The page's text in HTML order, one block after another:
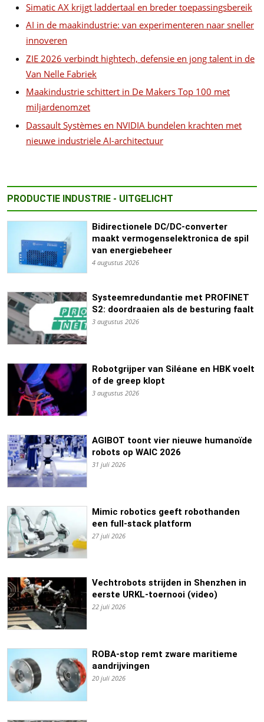
Simatic AX krijgt laddertaal en breder toepassingsbereik
AI in de maakindustrie: van experimenteren naar sneller
innoveren
ZIE 2026 verbindt hightech, defensie en jong talent in de
Van Nelle Fabriek
Maakindustrie schittert in De Makers Top 100 met
miljardenomzet
Dassault Systèmes en NVIDIA bundelen krachten met
nieuwe industriële AI-architectuur
PRODUCTIE INDUSTRIE - UITGELICHT
Bidirectionele DC/DC-converter
maakt vermogenselektronica de spil
van energiebeheer
4 augustus 2026
Systeemredundantie met PROFINET
S2: doordraaien als de besturing faalt
3 augustus 2026
Robotgrijper van Siléane en HBK voelt
of de greep klopt
3 augustus 2026
AGIBOT toont vier nieuwe humanoïde
robots op WAIC 2026
31 juli 2026
Mimic robotics geeft robothanden
een full-stack platform
27 juli 2026
Vechtrobots strijden in Shenzhen in
eerste URKL-toernooi (video)
22 juli 2026
ROBA-stop remt zware maritieme
aandrijvingen
20 juli 2026